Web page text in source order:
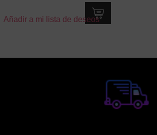
Añadir a mi lista de deseos